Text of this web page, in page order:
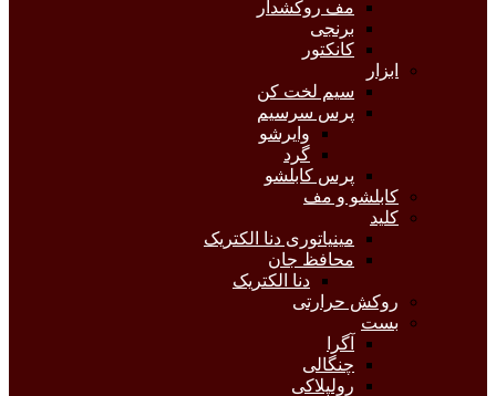
مف روکشدار
برنجی
کانکتور
ابزار
سیم لخت کن
پرس سرسیم
وایرشو
گرد
پرس کابلشو
کابلشو و مف
کلید
مینیاتوری دنا الکتریک
محافظ جان
دنا الکتریک
روکش حرارتی
بست
آگرا
چنگالی
رولپلاکی